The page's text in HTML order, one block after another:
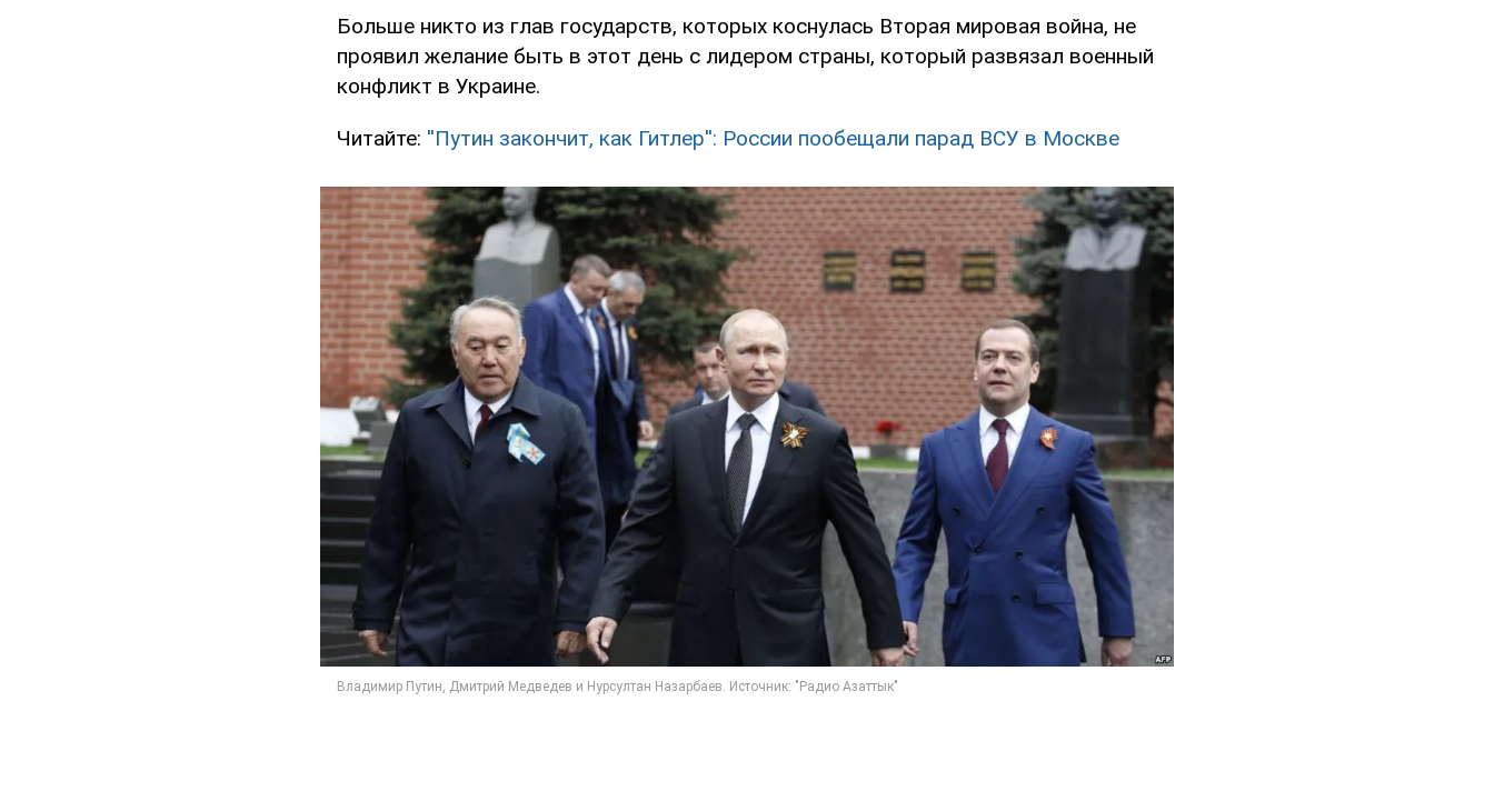
Больше никто из глав государств, которых коснулась Вторая мировая война, не
проявил желание быть в этот день с лидером страны, который развязал военный
конфликт в Украине.
Читайте: ''Путин закончит, как Гитлер'': России пообещали парад ВСУ в Москве